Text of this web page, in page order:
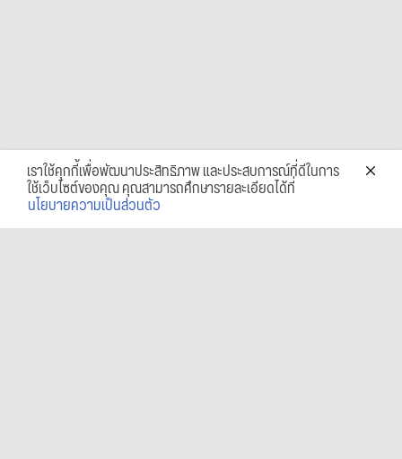
เราใช้คุกกี้เพื่อพัฒนาประสิทธิภาพ และประสบการณ์ที่ดีในการ
ใช้เว็บไซต์ของคุณ คุณสามารถศึกษารายละเอียดได้ที่
นโยบายความเป็นส่วนตัว